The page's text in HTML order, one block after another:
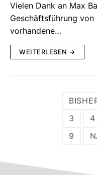
Vielen Dank an Max
Geschäftsführung
vorhandene…
WEITERLESEN →
3
4
9